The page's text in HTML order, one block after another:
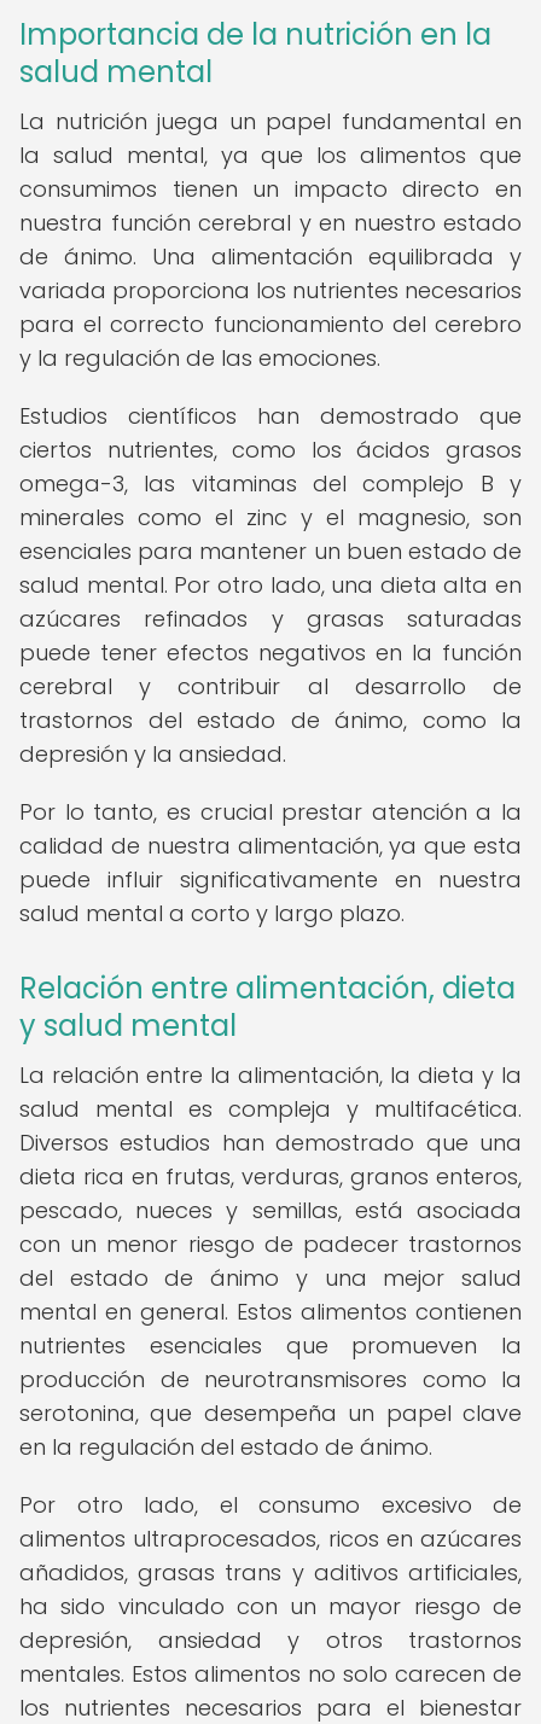
Importancia de la nutrición en la
salud mental
La nutrición juega un papel fundamental en
la salud mental, ya que los alimentos que
consumimos tienen un impacto directo en
nuestra función cerebral y en nuestro estado
de ánimo. Una alimentación equilibrada y
variada proporciona los nutrientes necesarios
para el correcto funcionamiento del cerebro
y la regulación de las emociones.
Estudios científicos han demostrado que
ciertos nutrientes, como los ácidos grasos
omega-3, las vitaminas del complejo B y
minerales como el zinc y el magnesio, son
esenciales para mantener un buen estado de
salud mental. Por otro lado, una dieta alta en
azúcares refinados y grasas saturadas
puede tener efectos negativos en la función
cerebral y contribuir al desarrollo de
trastornos del estado de ánimo, como la
depresión y la ansiedad.
Por lo tanto, es crucial prestar atención a la
calidad de nuestra alimentación, ya que esta
puede influir significativamente en nuestra
salud mental a corto y largo plazo.
Relación entre alimentación, dieta
y salud mental
La relación entre la alimentación, la dieta y la
salud mental es compleja y multifacética.
Diversos estudios han demostrado que una
dieta rica en frutas, verduras, granos enteros,
pescado, nueces y semillas, está asociada
con un menor riesgo de padecer trastornos
del estado de ánimo y una mejor salud
mental en general. Estos alimentos contienen
nutrientes esenciales que promueven la
producción de neurotransmisores como la
serotonina, que desempeña un papel clave
en la regulación del estado de ánimo.
Por otro lado, el consumo excesivo de
alimentos ultraprocesados, ricos en azúcares
añadidos, grasas trans y aditivos artificiales,
ha sido vinculado con un mayor riesgo de
depresión, ansiedad y otros trastornos
mentales. Estos alimentos no solo carecen de
los nutrientes necesarios para el bienestar